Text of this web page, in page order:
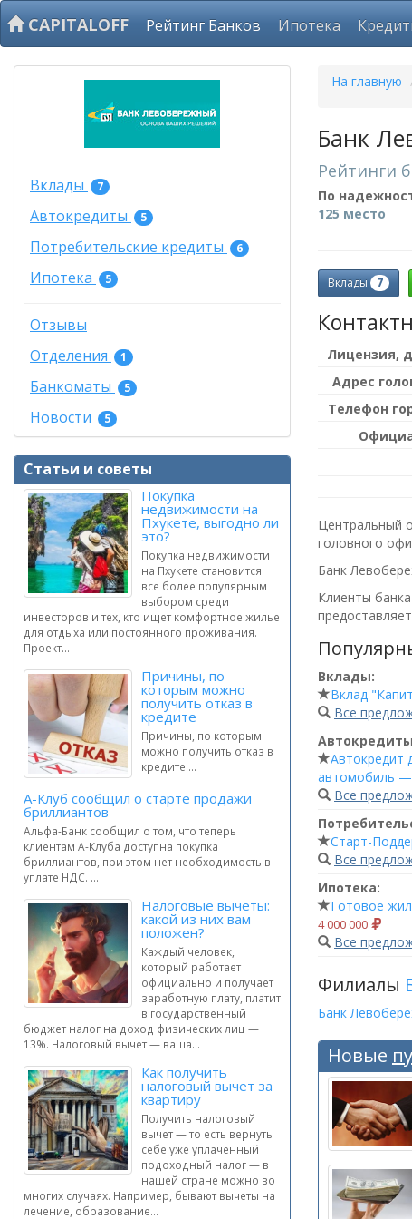
CAPITALOFF Рейтинг Банков Ипотека
Вклады 7
Автокредиты 5
Потребительские кредиты 6
Ипотека 5
Отзывы
Отделения
1
Банкоматы 5
Новости 5
Статьи и советы
Покупка
недвижимости на
Пхукете, выгодно ли
это?
Покупка недвижимости
на Пхукете становится
все более популярным
выбором среди
инвесторов и тех, кто ищет комфортное жилье
для отдыха или постоянного проживания.
Проект...
Причины, по
которым можно
получить отказ в
кредите
Причины, по которым
можно получить отказ в
кредите ...
А-Клуб сообщил о старте продажи
бриллиантов
Альфа-Банк сообщил о том, что теперь
клиентам А-Клуба доступна покупка
бриллиантов, при этом нет необходимость в
уплате НДС. ...
Налоговые вычеты:
какой из них вам
положен?
Каждый человек,
который работает
официально и получает
заработную плату, платит
в государственный
бюджет налог на доход физических лиц —
13%. Налоговый вычет — ваша...
Как получить
налоговый вычет за
квартиру
Получить налоговый
вычет — то есть вернуть
себе уже уплаченный
подоходный налог — в
нашей стране можно во
многих случаях. Например, бывают вычеты на
лечение, образование...
На главную
Банк
Рейтинги
По
125 место
Вклады 7
Лицензия,
Адрес
Телефон
Центральный
головного
Банк
Клиенты
Вклады:
Вклад
Все
Автокредит
автомобиль —
Все
Старт-
Все
Ипотека:
Готовое
4 000 000
Все
Филиалы
Банк
Новые